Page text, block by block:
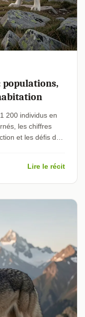
populations,
200 individus en
les chiffres
et les défis de
Lire le récit